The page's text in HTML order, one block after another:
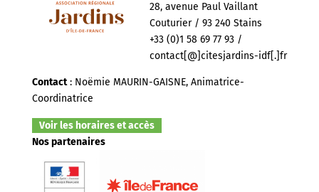
28, avenue Paul Vaillant
Couturier / 93 240 Stains
+33 (0)1 58 69 77 93 /
contact[@]citesjardins-idf[.]fr
Contact: Noëmie MAURIN-GAISNE, Animatrice-
Coordinatrice
Voir les horaires et accès
Nos partenaires